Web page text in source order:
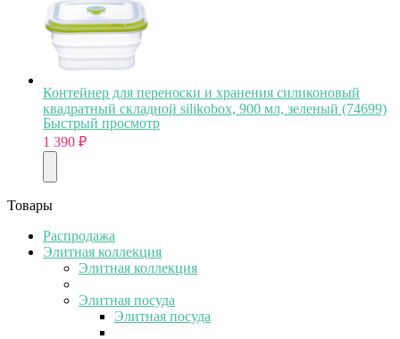
Контейнер для переноски и хранения силиконовый
квадратный складной silikobox, 900 мл, зеленый (74699)
Быстрый просмотр
1 390 ₽
Товары
Распродажа
Элитная коллекция
Элитная коллекция
Элитная посуда
Элитная посуда